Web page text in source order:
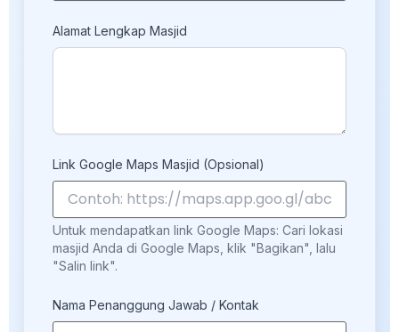
Alamat Lengkap Masjid
Link Google Maps Masjid (Opsional)
Untuk mendapatkan link Google Maps: Cari lokasi
masjid Anda di Google Maps, klik "Bagikan", lalu
"Salin link".
Nama Penanggung Jawab / Kontak